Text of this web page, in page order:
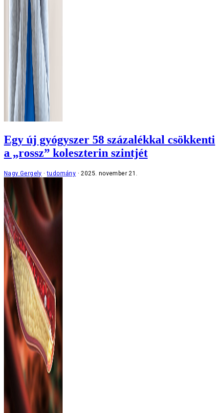
Egy új gyógyszer 58 százalékkal csökkenti
a „rossz” koleszterin szintjét
Nagy Gergely tudomány 2025. november 21.